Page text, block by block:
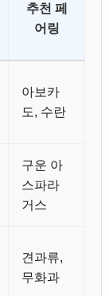
추천 페
어링
아보카
도, 수란
구운 아
스파라
거스
견과류,
무화과